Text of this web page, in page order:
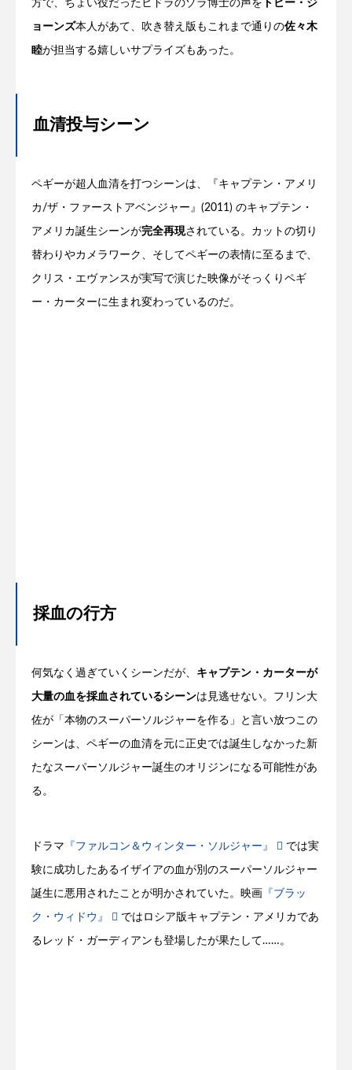
方で、ちょい役だったヒドラのゾラ博士の声を トビー・ジ
ョーンズ本人があて、吹き替え版もこれまで通りの佐々木
睦が担当する嬉しいサプライズもあった。
血清投与シーン
ペギーが超人血清を打つシーンは、『キャプテン・アメリ
カ/ザ・ファーストアベンジャー』(2011) のキャプテン・
アメリカ誕生シーンが完全再現されている。カットの切り
替わりやカメラワーク、そしてペギーの表情に至るまで、
クリス・エヴァンスが実写で演じた映像がそっくりペギ
ー・カーターに生まれ変わっているのだ。
採血の行方
何気なく過ぎていくシーンだが、 キャプテン・カーターが
大量の血を採血されているシーンは見逃せない。フリン大
佐が「本物のスーパーソルジャーを作る」と言い放つこの
シーンは、ペギーの血清を元に正史では誕生しなかった新
たなスーパーソルジャー誕生のオリジンになる可能性があ
る。
ドラマ 『ファルコン＆ウィンター・ソルジャー』 では実
験に成功したあるイザイアの血が別のスーパーソルジャー
誕生に悪用されたことが明かされていた。映画 『ブラッ
ク・ウィドウ』 ではロシア版キャプテン・アメリカであ
るレッド・ガーディアンも登場したが果たして……。